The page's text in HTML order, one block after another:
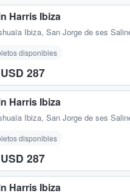
Harris Ibiza
Ibiza, San Jorge de ses
disponibles
USD 287
Harris Ibiza
Ibiza, San Jorge de ses
disponibles
USD 287
Harris Ibiza